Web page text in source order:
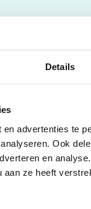
Details
advertenties te
Ook
en
ze heeft